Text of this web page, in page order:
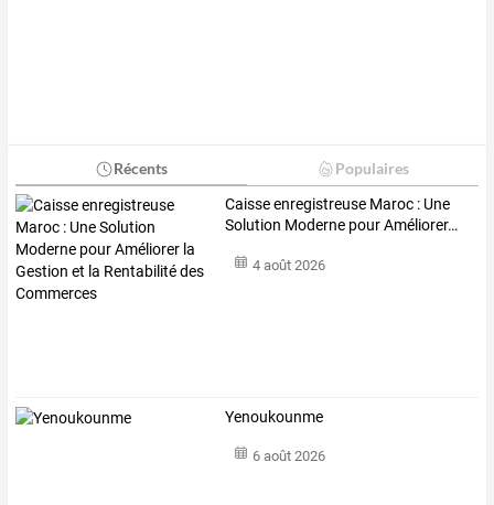
Récents Populaires
Caisseenregistreuse Maroc : Une
Solution Moderne pourAméliorer…
4 août 2026
Yenoukounme
6 août 2026